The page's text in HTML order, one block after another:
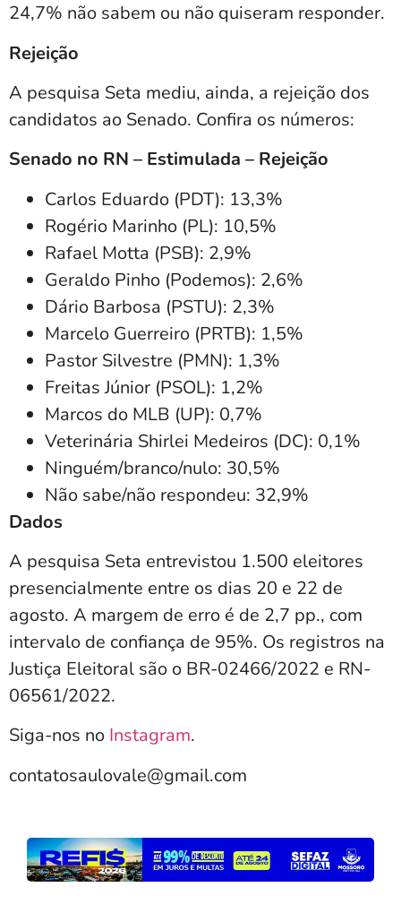
24,7% não sabem ou não quiseram responder.
Rejeição
A pesquisa Seta mediu, ainda, a rejeição dos
candidatos ao Senado. Confira os números:
Senado no RN – Estimulada – Rejeição
Carlos Eduardo (PDT): 13,3%
Rogério Marinho (PL): 10,5%
Rafael Motta (PSB): 2,9%
Geraldo Pinho (Podemos): 2,6%
Dário Barbosa (PSTU): 2,3%
Marcelo Guerreiro (PRTB): 1,5%
Pastor Silvestre (PMN): 1,3%
Freitas Júnior (PSOL): 1,2%
Marcos do MLB (UP): 0,7%
Veterinária Shirlei Medeiros (DC): 0,1%
Ninguém/branco/nulo: 30,5%
Não sabe/não respondeu: 32,9%
Dados
A pesquisa Seta entrevistou 1.500 eleitores
presencialmente entre os dias 20 e 22 de
agosto. A margem de erro é de 2,7 pp., com
intervalo de confiança de 95%. Os registros na
Justiça Eleitoral são o BR-02466/2022 e RN-
06561/2022.
Siga-nos no Instagram.
contatosaulovale@gmail.com